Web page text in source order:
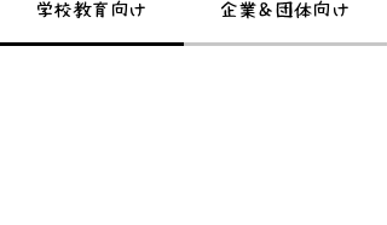
学校教育向け 企業＆団体向け